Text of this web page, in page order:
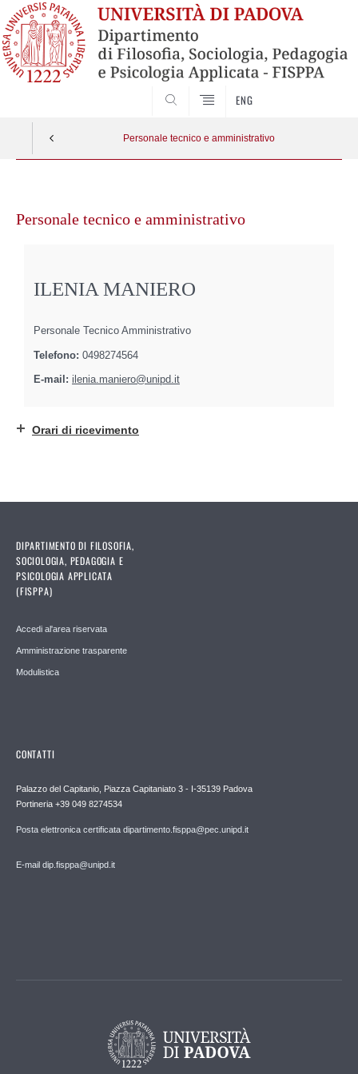
ENG
Personale tecnico e amministrativo
contenuto
Personale tecnico e amministrativo
ILENIA MANIERO
Personale Tecnico Amministrativo
Telefono: 0498274564
E-mail: ilenia.maniero@unipd.it
Orari di ricevimento
DIPARTIMENTO DI FILOSOFIA,
SOCIOLOGIA, PEDAGOGIA E
PSICOLOGIA APPLICATA
(FISPPA)
Accedi al'area riservata
Amministrazione trasparente
Modulistica
CONTATTI
Palazzo del Capitanio, Piazza Capitaniato 3 - I-35139 Padova
Portineria +39 049 8274534
Posta elettronica certificata dipartimento.fisppa@pec.unipd.it
E-mail dip.fisppa@unipd.it